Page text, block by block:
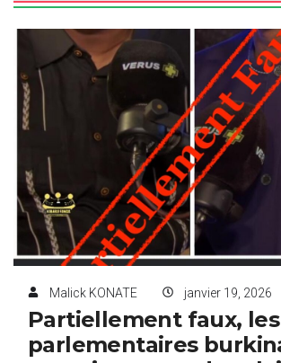
DROITS & JUSTICES
Malick KONATE janvier 19, 2026
Partiellement faux, les